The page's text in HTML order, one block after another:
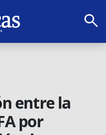
search
entre la
por